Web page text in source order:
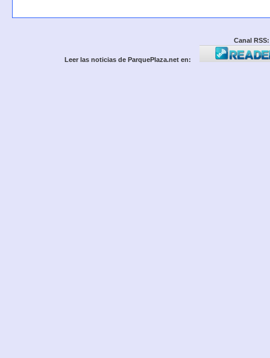
Canal RSS:
Leer las noticias de ParquePlaza.net en: